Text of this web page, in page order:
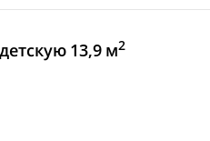
13,9 м2